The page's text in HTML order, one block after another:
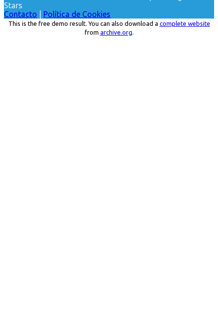
Stars
Contacto
Política de Cookies
This is the free demo result. You can also download a complete website
from archive.org.